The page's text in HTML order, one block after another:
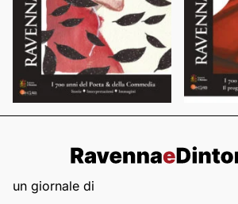
un giornale di